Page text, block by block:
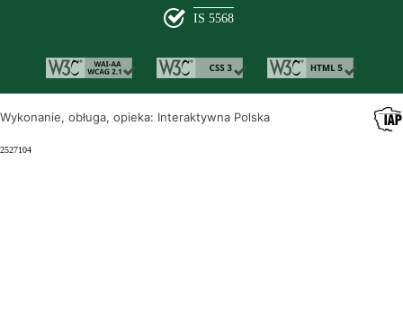
IS 5568
Wykonanie, obługa, opieka: Interaktywna Polska
2527104